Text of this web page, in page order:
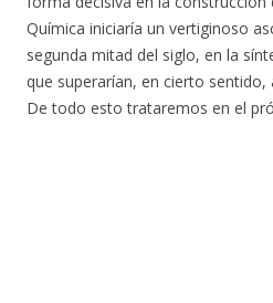
Química iniciaría un vertiginoso
segunda mitad del siglo, en la
que superarían, en cierto
De todo esto trataremos en el